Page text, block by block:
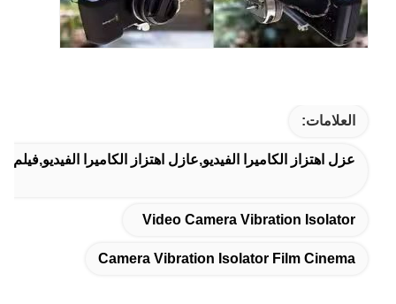
العلامات:
عزل اهتزاز الكاميرا الفيديو,عازل اهتزاز الكاميرا الفيديو,فيلم
Video Camera Vibration Isolator
Camera Vibration Isolator Film Cinema